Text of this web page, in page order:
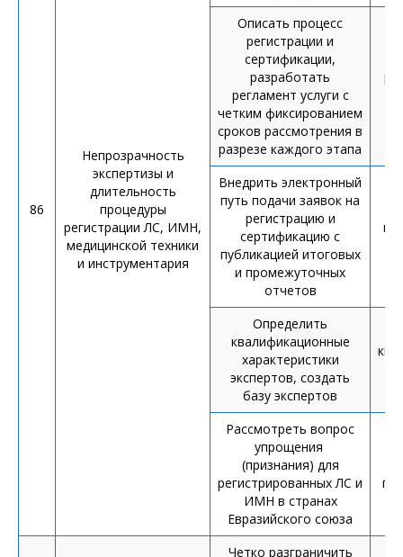
86
Непрозрачность
экспертизы и
длительность
процедуры
регистрации ЛС, ИМН,
медицинской техники
и инструментария
Описать процесс
регистрации и
сертификации,
разработать
регламент услуги с
четким фиксированием
сроков рассмотрения в
разрезе каждого этапа
Внедрить электронный
путь подачи заявок на
регистрацию и
сертификацию с
публикацией итоговых
и промежуточных
отчетов
Определить
квалификационные
характеристики
экспертов, создать
базу экспертов
Рассмотреть вопрос
упрощения
(признания) для
регистрированных ЛС и
ИМН в странах
Евразийского союза
Четко разграничить